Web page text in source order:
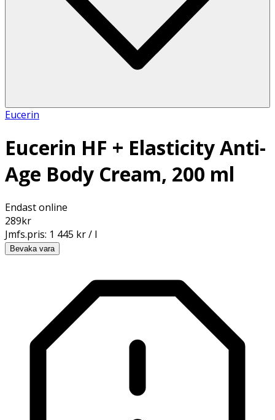
Eucerin
Eucerin HF + Elasticity Anti-
Age Body Cream, 200 ml
Endast online
289kr
Jmfs.pris: 1 445 kr / l
Bevaka vara